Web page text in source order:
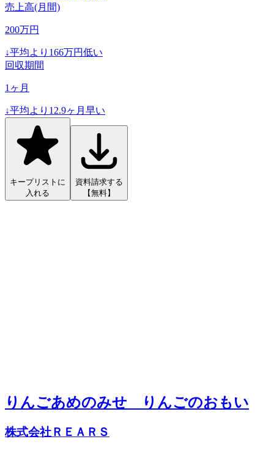
売上高(月間)
200万円
↓平均より 166万円低い
回収期間
1 ヶ月
↓平均より 12.9ヶ月早い
キープリストに
入れる
資料請求する
【無料】
りんごあめのみせ りんごのおもい
株式会社ＲＥＡＲＳ